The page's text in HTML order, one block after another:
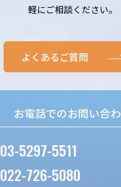
軽にご相談ください。
よくあるご質問
お電話でのお問い合
03-5297-5511
022-726-5080